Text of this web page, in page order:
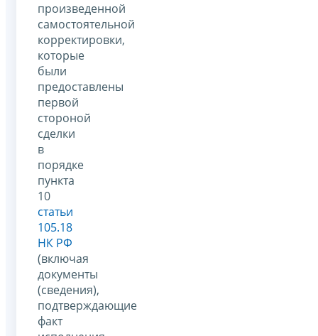
произведенной
самостоятельной
корректировки,
которые
были
предоставлены
первой
стороной
сделки
в
порядке
пункта
10
статьи
105.18
НК РФ
(включая
документы
(сведения),
подтверждающие
факт